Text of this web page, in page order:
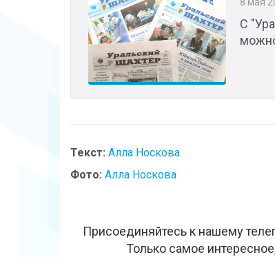
С
Текст: Алла Носкова
Фото: Алла Носкова
Присоединяйтесь к нашему
Только самое